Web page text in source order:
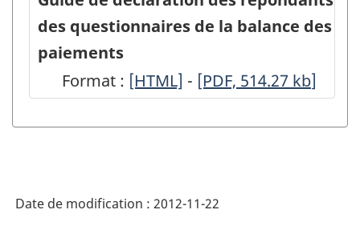
2010
-
22F)
2010
-
22F)
HTML
PDF,
des questionnaires de la balance des
paiements
Format : -[HTML] - -
514.27
[PDF, 514.27 kb]
Date de modification : 2012-11-22